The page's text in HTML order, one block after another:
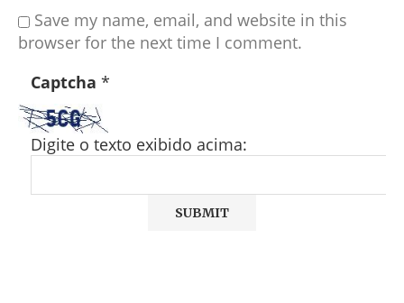
Save my name, email, and website in this
browser for the next time I comment.
Captcha *
Digite o texto exibido acima: